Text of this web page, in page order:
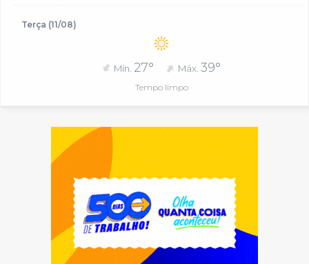
Terça (11/08)
Mín. 27° Máx.39°
Tempo limpo